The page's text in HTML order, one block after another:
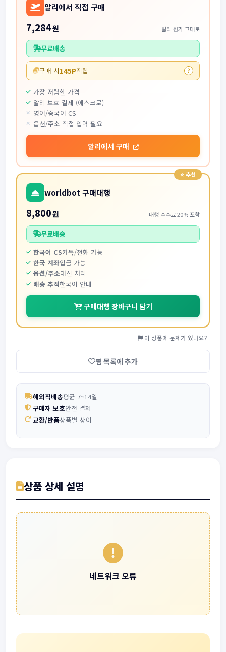
알리에서 직접 구매
7,284원 알리 원가 그대로
무료배송
구매 시145P적립 ?
가장 저렴한 가격
알리 보호 결제 (에스크로)
영어/중국어 CS
옵션/주소 직접 입력 필요
알리에서 구매
worldbot 구매대행
8,800원 대행 수수료 20% 포함
무료배송
한국어 CS카톡/전화 가능
한국 계좌입금 가능
옵션/주소대신 처리
배송 추적한국어 안내
구매대행 장바구니 담기
이 상품에 문제가 있나요?
찜 목록에 추가
해외직배송평균 7~14일
구매자 보호안전 결제
교환/반품상품별 상이
상품 상세 설명
네트워크 오류